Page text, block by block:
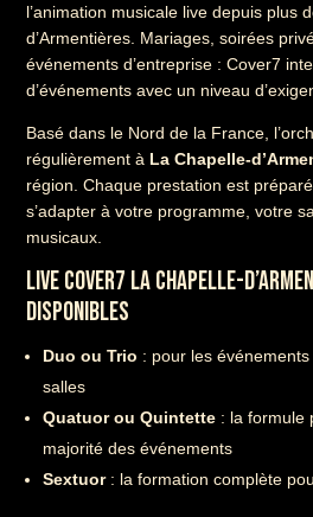
l’animation musicale live depuis plus
d’Armentières. Mariages, soirées
événements d’entreprise : Cover7
d’événements avec un niveau
Basé dans le Nord de la France,
régulièrement à La Chapelle-
région. Chaque prestation est
s’adapter à votre programme, votre
musicaux.
LIVE COVER7 LA CHAPELLE-
DISPONIBLES
Duo ou Trio : pour les
salles
Quatuor ou Quintette : la formule
majorité des événements
Sextuor: la formation complète